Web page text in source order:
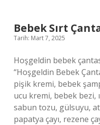
Bebek Sırt
Tarih: Mart 7, 2025
Hoşgeldin bebek
“Hoşgeldin Bebek
pişik kremi, bebek
ucu kremi, bebek bezi,
sabun tozu, gülsuyu,
papatya çayı, rezene